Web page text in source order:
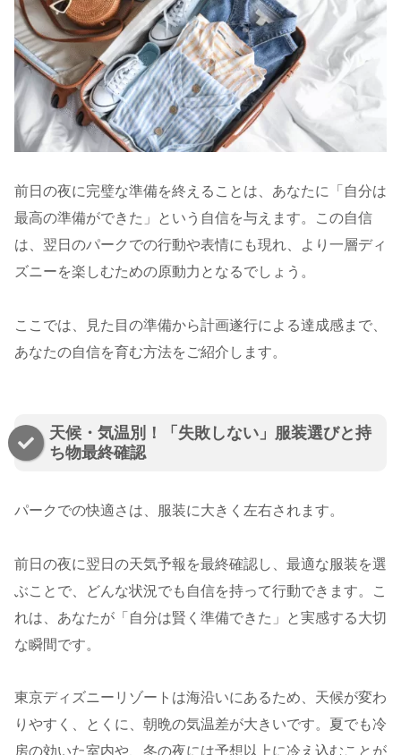
前日の夜に完璧な準備を終えることは、あなたに「自分は
最高の準備ができた」という自信を与えます。この自信
は、翌日のパークでの行動や表情にも現れ、より一層ディ
ズニーを楽しむための原動力となるでしょう。
ここでは、見た目の準備から計画遂行による達成感まで、
あなたの自信を育む方法をご紹介します。
天候・気温別！「失敗しない」服装選びと持
ち物最終確認
パークでの快適さは、服装に大きく左右されます。
前日の夜に翌日の天気予報を最終確認し、最適な服装を選
ぶことで、どんな状況でも自信を持って行動できます。こ
れは、あなたが「自分は賢く準備できた」と実感する大切
な瞬間です。
東京ディズニーリゾートは海沿いにあるため、天候が変わ
りやすく、とくに、朝晩の気温差が大きいです。夏でも冷
房の効いた室内や、冬の夜には予想以上に冷え込むことが